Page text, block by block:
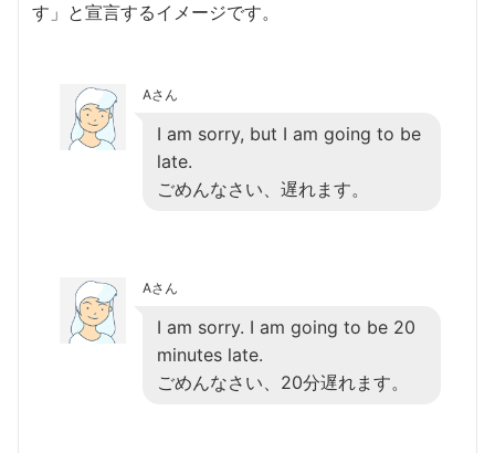
す」と宣言するイメージです。
Aさん
I am sorry, but I am going to be
late.
ごめんなさい、遅れます。
Aさん
I am sorry. I am going to be 20
minutes late.
ごめんなさい、20分遅れます。